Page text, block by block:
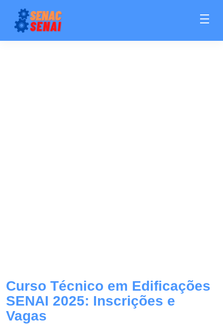
Curso Técnico em Edificações
SENAI 2025: Inscrições e
Vagas